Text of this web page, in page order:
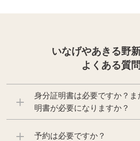
いなげやあきる野
よくある質問
身分証明書は必要ですか？
明書が必要になりますか？
予約は必要ですか？